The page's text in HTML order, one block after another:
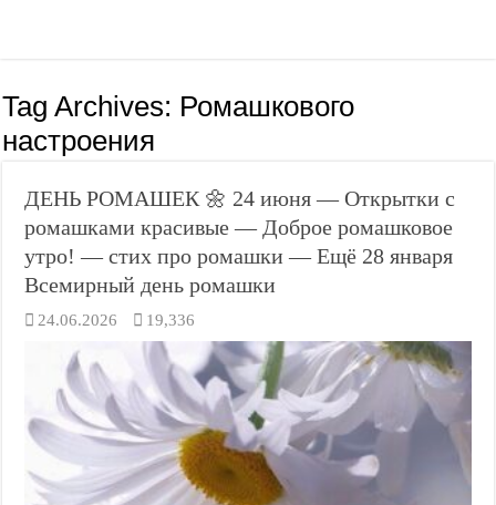
Tag Archives: Ромашкового
настроения
ДЕНЬ РОМАШЕК 🌼 24 июня — Открытки с
ромашками красивые — Доброе ромашковое
утро! — стих про ромашки — Ещё 28 января
Всемирный день ромашки
24.06.2026 19,336